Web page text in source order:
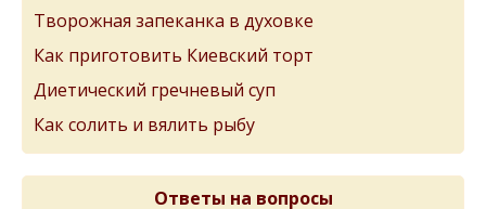
Творожная запеканка в духовке
Как приготовить Киевский торт
Диетический гречневый суп
Как солить и вялить рыбу
Ответы на вопросы